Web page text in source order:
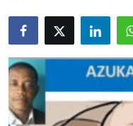
Resmi Reklamlar